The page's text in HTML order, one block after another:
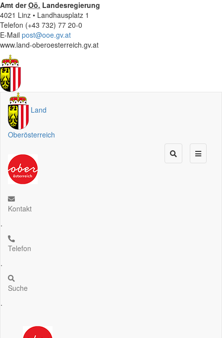
Amt derOö. Landesregierung
4021 Linz • Landhausplatz 1
Telefon (+43 732) 77 20-0
E-Mail post@ooe.gv.at
www.land-oberoesterreich.gv.at
Land
Oberösterreich
Kontakt
.
Telefon
.
Suche
.